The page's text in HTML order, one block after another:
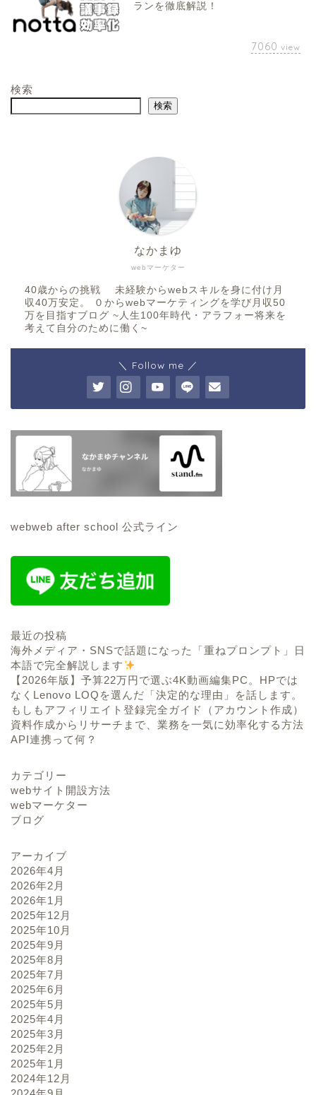
ランを徹底解説！
7060 view
検索
検索
webマーケター
なかまゆ
40歳からの挑戦 未経験からwebスキルを身に付け月
収40万安定。 ０からwebマーケティングを学び月収50
万を目指すブログ ~人生100年時代・アラフォー将来を
考えて自分のために働く~
＼ Follow me ／
webweb after school 公式ライン
最近の投稿
海外メディア・SNSで話題になった「重ねプロンプト」日
本語で完全解説します
【2026年版】予算22万円で選ぶ4K動画編集PC。HPでは
なくLenovo LOQを選んだ「決定的な理由」を話します。
もしもアフィリエイト登録完全ガイド（アカウント作成）
資料作成からリサーチまで、業務を一気に効率化する方法
API連携って何？
カテゴリー
webサイト開設方法
webマーケター
ブログ
アーカイブ
2026年4月
2026年2月
2026年1月
2025年12月
2025年10月
2025年9月
2025年8月
2025年7月
2025年6月
2025年5月
2025年4月
2025年3月
2025年2月
2025年1月
2024年12月